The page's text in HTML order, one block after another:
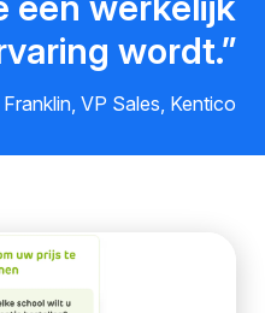
wordt.
VP Sales, Kentico